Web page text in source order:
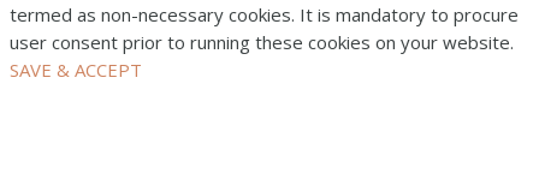
termed as non-necessary cookies. It is mandatory to procure
user consent prior to running these cookies on your website.
SAVE & ACCEPT